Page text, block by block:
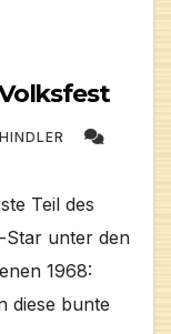
Teil des
Star unter den
1968:
diese bunte